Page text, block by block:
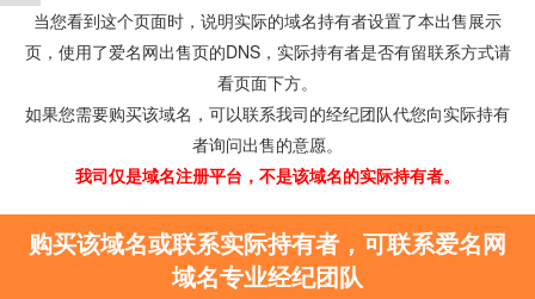
当您看到这个页面时，说明实际的域名持有者设置了本出售展示
页，使用了爱名网出售页的DNS，实际持有者是否有留联系方式请
看页面下方。
如果您需要购买该域名，可以联系我司的经纪团队代您向实际持有
者询问出售的意愿。
我司仅是域名注册平台，不是该域名的实际持有者。
购买该域名或联系实际持有者，可联系爱名网
域名专业经纪团队